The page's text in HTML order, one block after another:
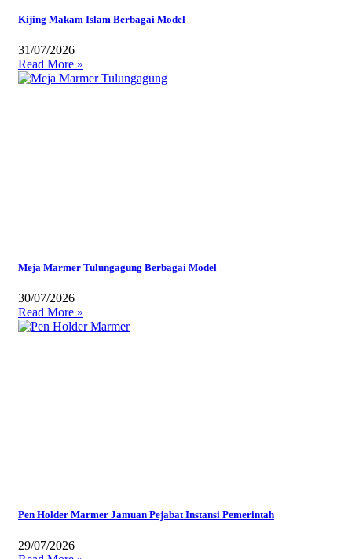
Kijing Makam Islam Berbagai Model
31/07/2026
Read More »
Meja Marmer Tulungagung Berbagai Model
30/07/2026
Read More »
Pen Holder Marmer Jamuan Pejabat Instansi Pemerintah
29/07/2026